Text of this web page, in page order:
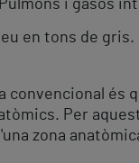
i gasos
en tons de gris.
és
Per
zona